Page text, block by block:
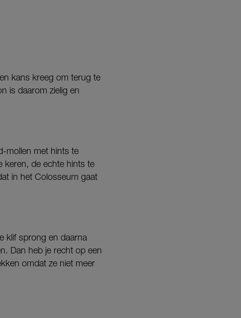
kans kreeg om terug te
is daarom zielig en
mollen met hints te
keren, de echte hints te
in het Colosseum gaat
klif sprong en daarna
Dan heb je recht op een
omdat ze niet meer